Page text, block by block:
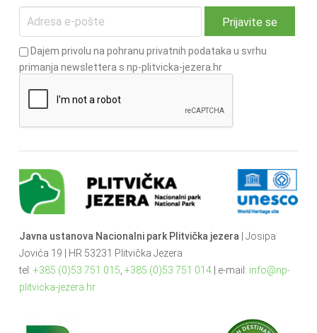
Dajem privolu na pohranu privatnih podataka u svrhu
primanja newslettera s np-plitvicka-jezera.hr
Javna ustanova Nacionalni park Plitvička jezera | Josipa
Jovića 19 | HR 53231 Plitvička Jezera
tel: +385 (0)53 751 015 +385 (0)53 751 014| e-mail: info@np-
plitvicka-jezera.hr